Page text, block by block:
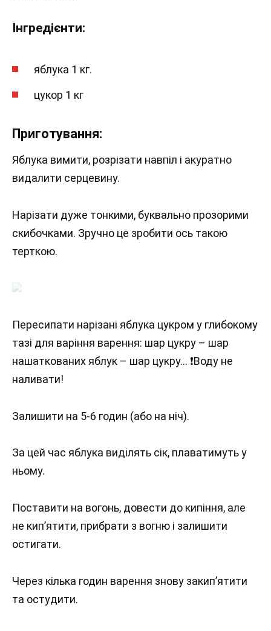
Інгредієнти:
яблука 1 кг.
цукор 1 кг
Приготування:
Яблука вимити, розрізати навпіл і акуратно
видалити серцевину.
Нарізати дуже тонкими, буквально прозорими
скибочками. Зручно це зробити ось такою
терткою.
Пересипати нарізані яблука цукром у глибокому
тазі для варіння варення: шар цукру – шар
нашаткованих яблук – шар цукру… ❗️Воду не
наливати!
Залишити на 5-6 годин (або на ніч).
За цей час яблука виділять сік, плаватимуть у
ньому.
Поставити на вогонь, довести до кипіння, але
не кип’ятити, прибрати з вогню і залишити
остигати.
Через кілька годин варення знову закип’ятити
та остудити.